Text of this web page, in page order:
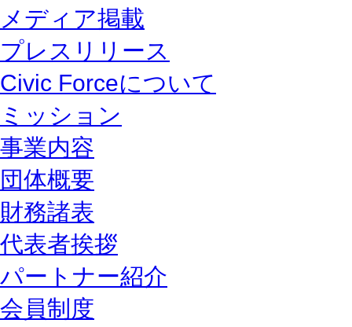
メディア掲載
プレスリリース
Civic Forceについて
ミッション
事業内容
団体概要
財務諸表
代表者挨拶
パートナー紹介
会員制度